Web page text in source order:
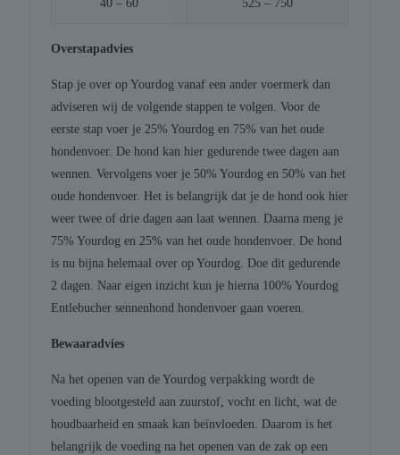
40 – 60 525 – 750
Overstapadvies
Stap je over op Yourdog vanaf een ander voermerk dan
adviseren wij de volgende stappen te volgen. Voor de
eerste stap voer je 25% Yourdog en 75% van het oude
hondenvoer. De hond kan hier gedurende twee dagen aan
wennen. Vervolgens voer je 50% Yourdog en 50% van het
oude hondenvoer. Het is belangrijk dat je de hond ook hier
weer twee of drie dagen aan laat wennen. Daarna meng je
75% Yourdog en 25% van het oude hondenvoer. De hond
is nu bijna helemaal over op Yourdog. Doe dit gedurende
2 dagen. Naar eigen inzicht kun je hierna 100% Yourdog
Entlebucher sennenhond hondenvoer gaan voeren.
Bewaaradvies
Na het openen van de Yourdog verpakking wordt de
voeding blootgesteld aan zuurstof, vocht en licht, wat de
houdbaarheid en smaak kan beïnvloeden. Daarom is het
belangrijk de voeding na het openen van de zak op een